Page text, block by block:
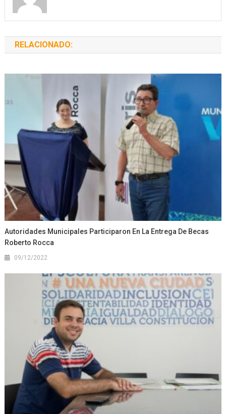
RELACIONADO:
Autoridades Municipales Participaron En La Entrega De Becas
Roberto Rocca
09/12/2022